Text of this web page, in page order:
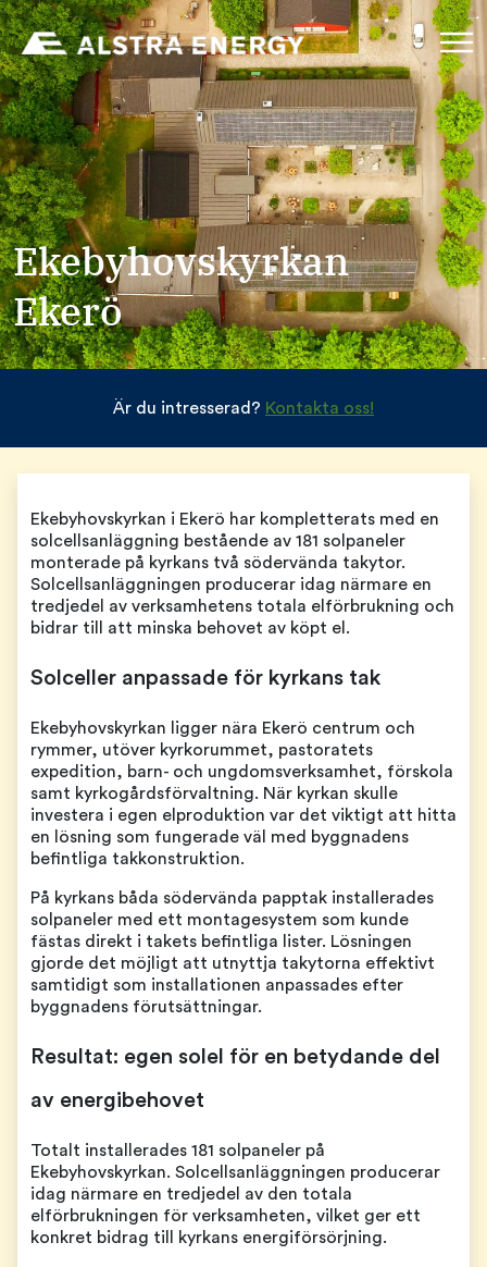
Ekebyhovskyrkan
Ekerö
Är du intresserad? Kontakta oss!
Ekebyhovskyrkan i Ekerö har kompletterats med en
solcellsanläggning bestående av 181 solpaneler
monterade på kyrkans två södervända takytor.
Solcellsanläggningen producerar idag närmare en
tredjedel av verksamhetens totala elförbrukning och
bidrar till att minska behovet av köpt el.
Solceller anpassade för kyrkans tak
Ekebyhovskyrkan ligger nära Ekerö centrum och
rymmer, utöver kyrkorummet, pastoratets
expedition, barn- och ungdomsverksamhet, förskola
samt kyrkogårdsförvaltning. När kyrkan skulle
investera i egen elproduktion var det viktigt att hitta
en lösning som fungerade väl med byggnadens
befintliga takkonstruktion.
På kyrkans båda södervända papptak installerades
solpaneler med ett montagesystem som kunde
fästas direkt i takets befintliga lister. Lösningen
gjorde det möjligt att utnyttja takytorna effektivt
samtidigt som installationen anpassades efter
byggnadens förutsättningar.
Resultat: egen solel för en betydande del
av energibehovet
Totalt installerades 181 solpaneler på
Ekebyhovskyrkan. Solcellsanläggningen producerar
idag närmare en tredjedel av den totala
elförbrukningen för verksamheten, vilket ger ett
konkret bidrag till kyrkans energiförsörjning.